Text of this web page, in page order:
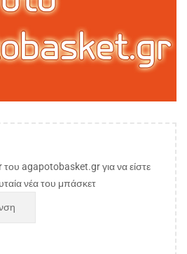
του agapotobasket.gr για να είστε
νέα του μπάσκετ